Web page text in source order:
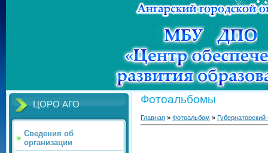
ЦОРО АГО
Сведения об
организации
Фотоальбомы
Главная » Фотоальбом »